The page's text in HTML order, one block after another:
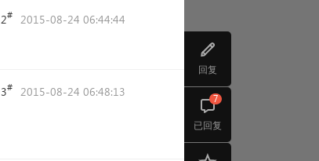
回复
已回复
7
2# 2015-08-24 06:44:44
3# 2015-08-24 06:48:13